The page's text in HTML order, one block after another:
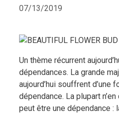
07/13/2019
Un thème récurrent
dépendances. La grande
aujourd’hui souffrent d’une
dépendance. La plupart
peut être une dépendance :